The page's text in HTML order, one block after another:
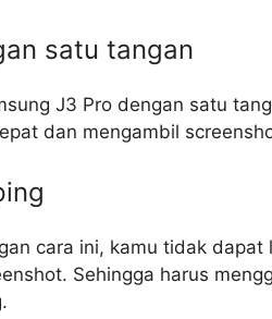
satu tangan
J3 Pro dengan satu
dan mengambil
cara ini, kamu tidak dapat
Sehingga harus